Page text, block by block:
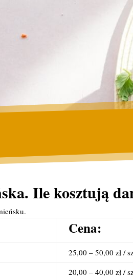
Ile kosztują
Cena:
25,00 – 50,00 zł /
20,00 – 40,00 zł /